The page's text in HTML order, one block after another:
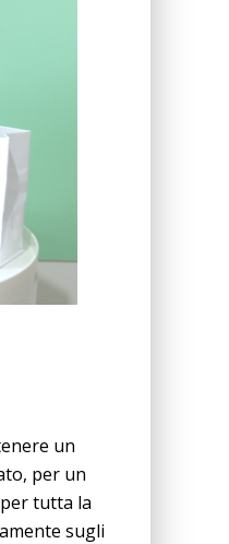
un
per un
tutta la
sugli